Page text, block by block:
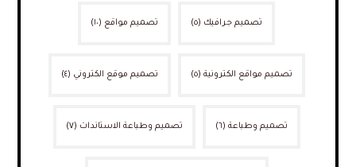
تصميم جرافيك (٥) تصميم مواقع (١٠)
تصميم مواقع الكترونية (٥) تصميم موقع الكتروني (٤)
تصميم وطباعة (٦) تصميم وطباعة الاستاندات (٧)